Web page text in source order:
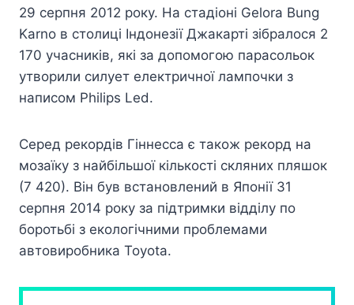
29 серпня 2012 року. На стадіоні Gelora Bung
Karno в столиці Індонезії Джакарті зібралося 2
170 учасників, які за допомогою парасольок
утворили силует електричної лампочки з
написом Philips Led.
Серед рекордів Гіннесса є також рекорд на
мозаїку з найбільшої кількості скляних пляшок
(7 420). Він був встановлений в Японії 31
серпня 2014 року за підтримки відділу по
боротьбі з екологічними проблемами
автовиробника Toyota.